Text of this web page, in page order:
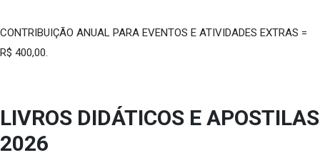
CONTRIBUIÇÃO ANUAL PARA EVENTOS E ATIVIDADES EXTRAS =
R$ 400,00.
LIVROS DIDÁTICOS E APOSTILAS
2026